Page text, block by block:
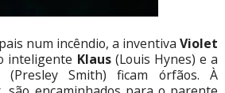
num incêndio, a inventivaViolet
inteligente Klaus(Louis Hynes) e a
(Presley Smith) ficam órfãos. À